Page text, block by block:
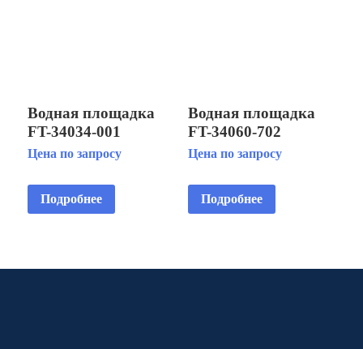
Водная площадка
FT-34034-001
Цена по запросу
Подробнее
Водная площадка
FT-34060-702
Цена по запросу
Подробнее